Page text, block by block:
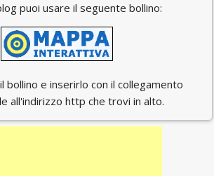
puoi usare il seguente bollino:
bollino e inserirlo con il collegamento
all'indirizzo http che trovi in alto.